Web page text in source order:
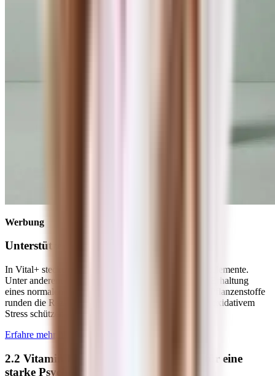
Werbung
Unterstütze dein Immunsystem mit Vital+
In Vital+ stecken viele wichtige Vitamine und Spurenelemente.
Unter anderem die Vitamine B6, B12 und D, die zur Erhaltung
eines normalen Immunsystems beitragen. Sekundäre Pflanzenstoffe
runden die Rezeptur ab und können deine Zellen vor oxidativem
Stress schützen.
Erfahre mehr über Vital+
2.2 Vitamin B1, B6, B12 und Folsäure: für eine
starke Psyche